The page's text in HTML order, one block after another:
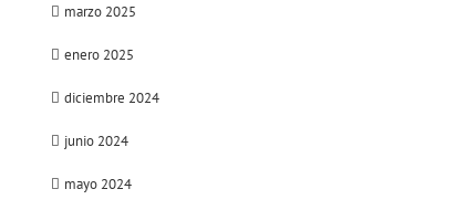
marzo 2025
enero 2025
diciembre 2024
junio 2024
mayo 2024